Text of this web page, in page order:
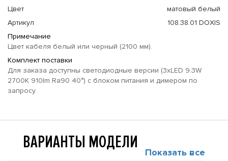
Цвет
матовый белый
Артикул
108.38.01 DOXIS
Примечание
Цвет кабеля белый или черный (2100 мм).
Комплект поставки
Для заказа доступны светодиодные версии (3xLED 9.3W
2700K 910lm Ra90 40°) с блоком питания и димером по
запросу.
ВАРИАНТЫ МОДЕЛИ Показать все